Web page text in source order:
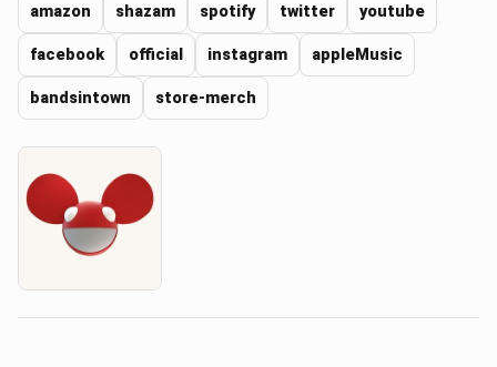
amazon shazam spotify twitter youtube
facebook official instagram appleMusic
bandsintown store-merch